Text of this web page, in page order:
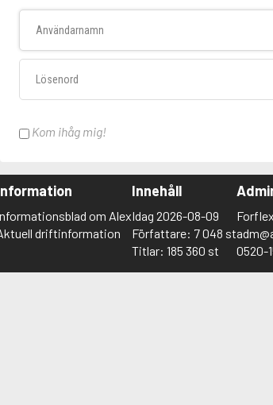
Kom ihåg mig!
om Alex
driftinformation
Innehåll
Idag 2026-08-09
Författare: 7 048 st
Titlar: 185 360 st
0520-